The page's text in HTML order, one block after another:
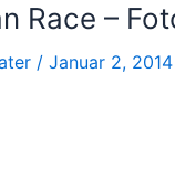
Race –
/ Januar 2, 2014